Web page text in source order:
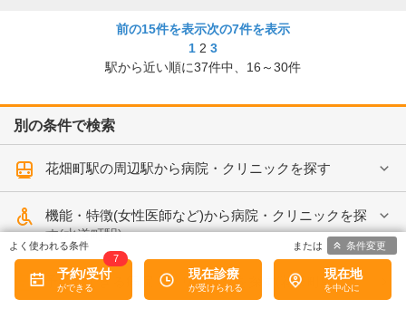
前の15件を表示次の7件を表示
1 2 3
駅から近い順に37件中、 16～30件
別の条件で検索
花畑町駅の周辺駅から病院・クリニックを探す
機能・特徴(女性医師など)から病院・クリニックを探
す(水道町駅)
予約ができる病院・クリニックを探す(花畑町駅)
予約/受付
7
現在診療 現在地
条件変更